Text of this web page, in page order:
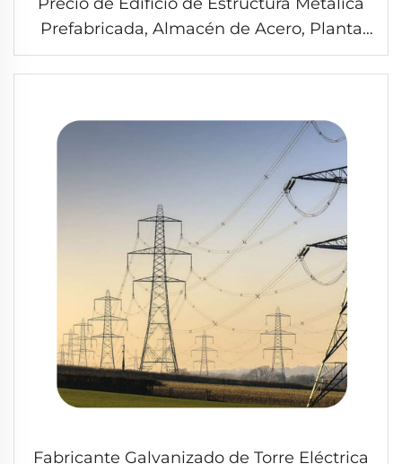
Prefabricada, Almacén de Acero, Planta
de Cría
Fabricante Galvanizado de Torre Eléctrica